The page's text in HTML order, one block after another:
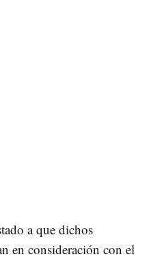
a que dichos
en consideración con el